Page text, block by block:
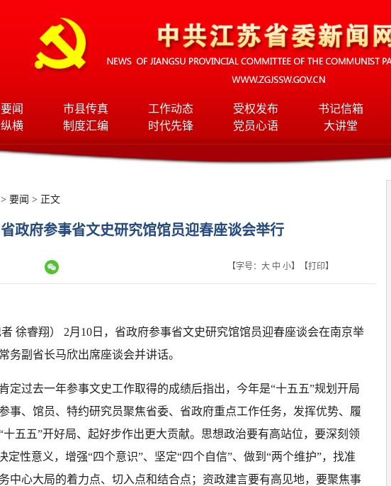
闻 市县传真 工作动态 受权发布 书记信箱
横
制度汇编 时代先锋 党员心语 大讲堂
> 要闻 > 正文
省政府参事省文史研究馆馆员迎春座谈会举行
【字号： 大 中 小】【打印】
徐睿翔） 2月10日，省政府参事省文史研究馆馆员迎春座谈会在南京举
务副省长马欣出席座谈会并讲话。
定过去一年参事文史工作取得的成绩后指出，今年是“十五五”规划开局
事、馆员、特约研究员聚焦省委、省政府重点工作任务，发挥优势、履
十五五”开好局、起好步作出更大贡献。思想政治要有高站位，要深刻领
定性意义，增强“四个意识”、坚定“四个自信”、做到“两个维护”，找准
中心大局的着力点、切入点和结合点；资政建言要有高见地，要聚焦事